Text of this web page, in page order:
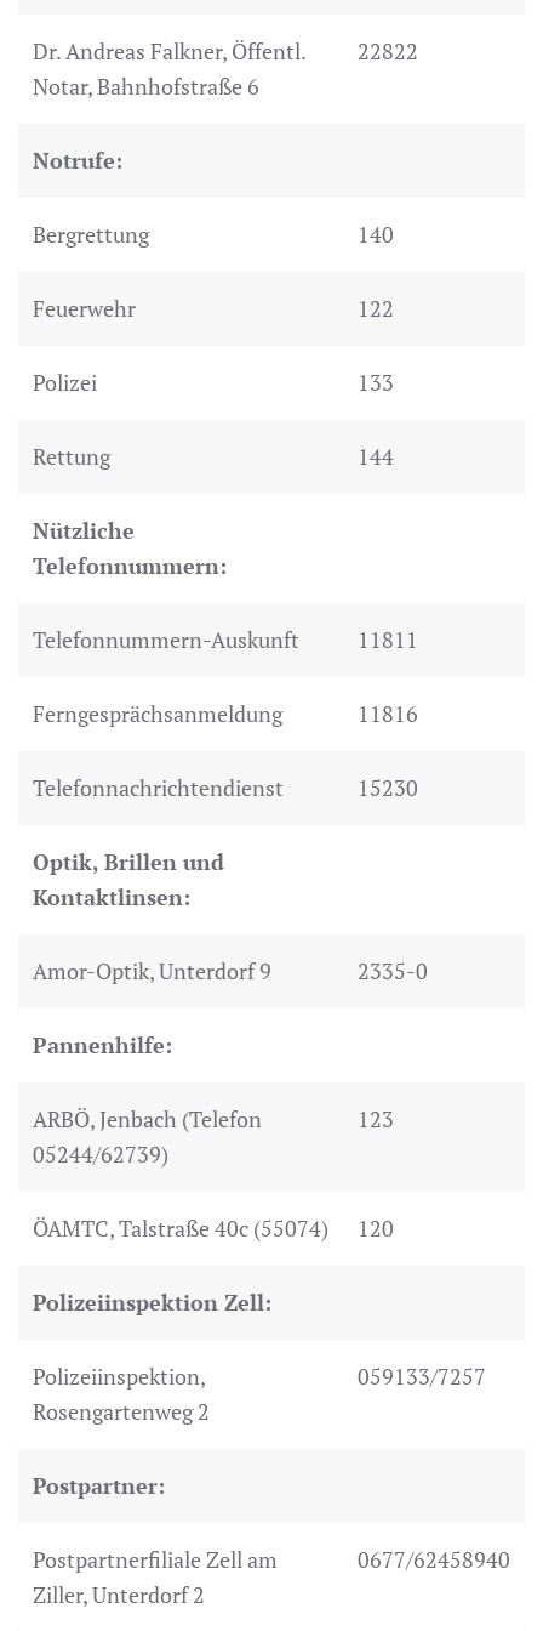
Dr. Andreas Falkner, Öffentl.
Notar, Bahnhofstraße 6
22822
Notrufe:
Bergrettung 140
Feuerwehr 122
Polizei 133
Rettung 144
Nützliche
Telefonnummern:
Telefonnummern-Auskunft 11811
Ferngesprächsanmeldung 11816
Telefonnachrichtendienst 15230
Optik, Brillen und
Kontaktlinsen:
Amor-Optik, Unterdorf 9 2335-0
Pannenhilfe:
ARBÖ, Jenbach (Telefon
05244/62739)
123
ÖAMTC, Talstraße 40c (55074) 120
Polizeiinspektion Zell:
Polizeiinspektion,
Rosengartenweg 2
059133/7257
Postpartner:
Postpartnerfiliale Zell am
Ziller, Unterdorf 2
0677/62458940